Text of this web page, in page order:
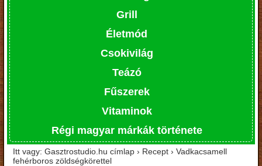
Grill
Életmód
Csokivilág
Teázó
Fűszerek
Vitaminok
Régi magyar márkák története
Itt vagy: Gasztrostudio.hu címlap › Recept › Vadkacsamell
fehérboros zöldségkörettel